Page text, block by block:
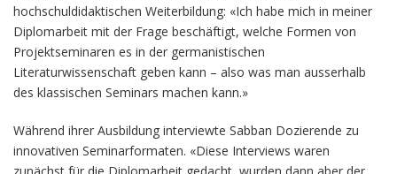
hochschuldidaktischen Weiterbildung: «Ich habe mich in meiner
Diplomarbeit mit der Frage beschäftigt, welche Formen von
Projektseminaren es in der germanistischen
Literaturwissenschaft geben kann – also was man ausserhalb
des klassischen Seminars machen kann.»
Während ihrer Ausbildung interviewte Sabban Dozierende zu
innovativen Seminarformaten. «Diese Interviews waren
zunächst für die Diplomarbeit gedacht, wurden dann aber der